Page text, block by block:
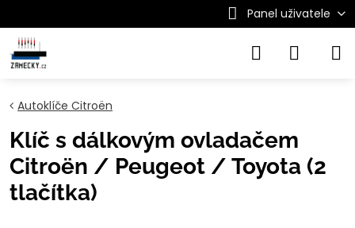
Panel uživatele
Autoklíče Citroën
Klíč s dálkovým ovladačem
Citroën / Peugeot / Toyota (2
tlačítka)